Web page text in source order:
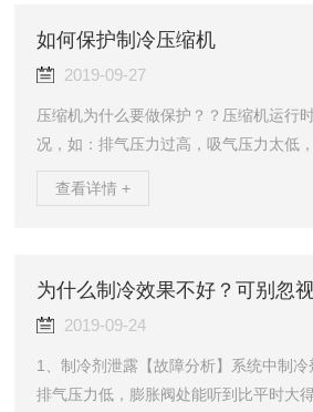
高等。2、外部供电电压因素电源电压偏
压缩机工作电流偏高，而国内电压偏低
如何保护制冷压缩机
2019-09-27
压缩机为什么要做保护？？压缩机运行
况，如：排气压力过高，吸气压力太低
损坏。对压缩机采取的保护措施可分为
的很高的压力使气缸、活塞、连杆…….
列保护措施。1、假盖将气阀组件用一弹
查看详情 +
为什么制冷效果不好？可别忽
2019-09-24
1、制冷剂泄露【故障分析】系统中制冷
排气压力低，膨胀阀处能听到比平时大